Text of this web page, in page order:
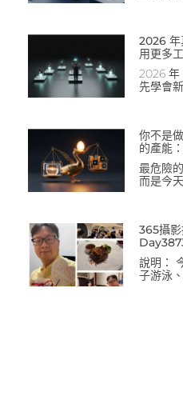
2026 年
用更多
2026 年
先學會新
你不是
的產能
最危險
而是今
365攝
說明：
子游泳